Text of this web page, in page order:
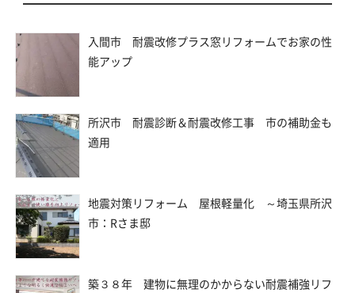
入間市 耐震改修プラス窓リフォームでお家の性
能アップ
所沢市 耐震診断＆耐震改修工事 市の補助金も
適用
地震対策リフォーム 屋根軽量化 ～埼玉県所沢
市：Rさま邸
築３８年 建物に無理のかからない耐震補強リフ